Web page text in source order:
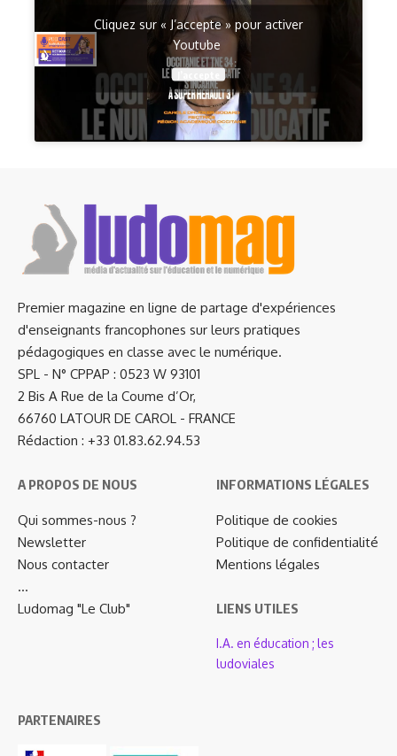
Cliquez sur « J’accepte » pour activer
Youtube
Premier magazine en ligne de partage d'expériences
d'enseignants francophones sur leurs pratiques
pédagogiques en classe avec le numérique.
SPL - N° CPPAP : 0523 W 93101
2 Bis A Rue de la Coume d’Or,
66760 LATOUR DE CAROL - FRANCE
Rédaction : +33 01.83.62.94.53
A PROPOS DE NOUS
Qui sommes-nous ?
Newsletter
Nous contacter
…
Ludomag "Le Club"
INFORMATIONS LÉGALES
Politique de cookies
Politique de confidentialité
Mentions légales
LIENS UTILES
I.A. en éducation ; les
ludoviales
PARTENAIRES